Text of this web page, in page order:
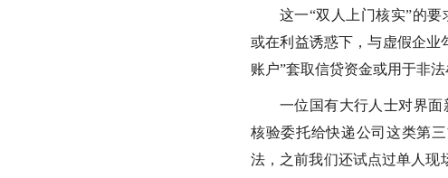
这一“双人上门核实”的
或在利益诱惑下，与虚假企业
账户”套取信贷资金或用于非法
一位国有大行人士对界
核验委托给快递公司这类第
法，之前我们还试点过单人现